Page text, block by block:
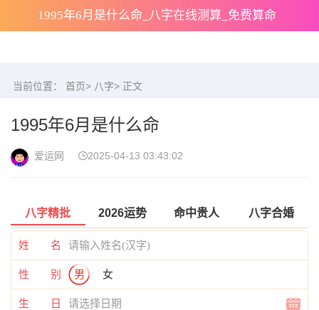
1995年6月是什么命_八字在线测算_免费算命
当前位置： 首页> 八字> 正文
1995年6月是什么命
爱运网 2025-04-13 03:43:02
八字精批 2026运势 命中贵人 八字合婚
姓 名
性 别 男 女
生 日